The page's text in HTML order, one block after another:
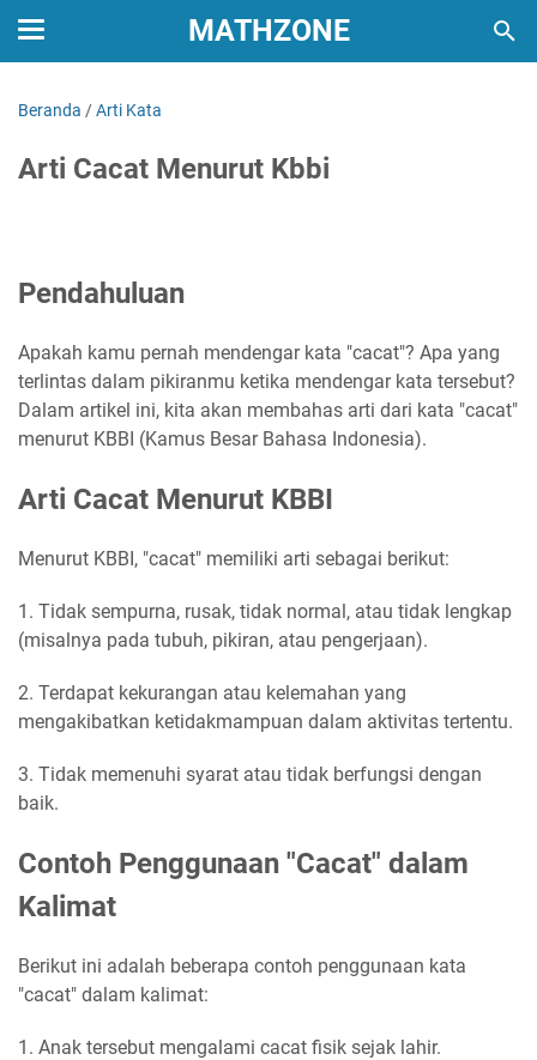
MATHZONE
Beranda /Arti Kata
Arti Cacat Menurut Kbbi
Pendahuluan
Apakah kamu pernah mendengar kata "cacat"? Apa yang
terlintas dalam pikiranmu ketika mendengar kata tersebut?
Dalam artikel ini, kita akan membahas arti dari kata "cacat"
menurut KBBI (Kamus Besar Bahasa Indonesia).
Arti Cacat Menurut KBBI
Menurut KBBI, "cacat" memiliki arti sebagai berikut:
1. Tidak sempurna, rusak, tidak normal, atau tidak lengkap
(misalnya pada tubuh, pikiran, atau pengerjaan).
2. Terdapat kekurangan atau kelemahan yang
mengakibatkan ketidakmampuan dalam aktivitas tertentu.
3. Tidak memenuhi syarat atau tidak berfungsi dengan
baik.
Contoh Penggunaan "Cacat" dalam
Kalimat
Berikut ini adalah beberapa contoh penggunaan kata
"cacat" dalam kalimat:
1. Anak tersebut mengalami cacat fisik sejak lahir.